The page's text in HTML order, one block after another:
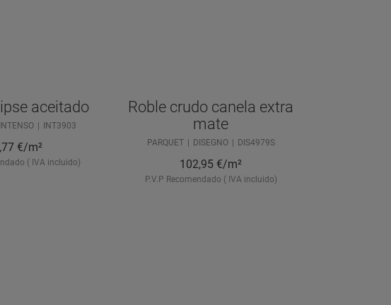
aceitado
INTENSO INT3903
€/m²
( IVA incluido)
Roble crudo canela extra
mate
PARQUET DISEGNO DIS4979S
102,95 €/m²
P.V.P Recomendado ( IVA incluido)